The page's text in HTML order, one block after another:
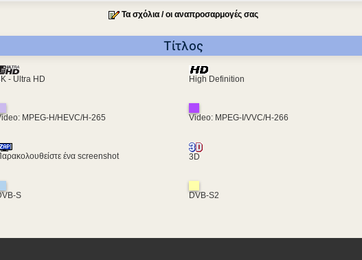
Τα σχόλια / οι αναπροσαρμογές σας
Τίτλος
- Ultra HD High Definition
MPEG-H/HEVC/H-265 Video: MPEG-I/VVC/H-266
ένα screenshot 3D
S DVB-S2